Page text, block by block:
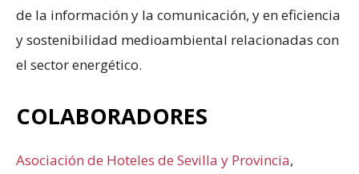
de la información y la comunicación, y en eficiencia
y sostenibilidad medioambiental relacionadas con
el sector energético.
COLABORADORES
Asociación de Hoteles de Sevilla y Provincia,